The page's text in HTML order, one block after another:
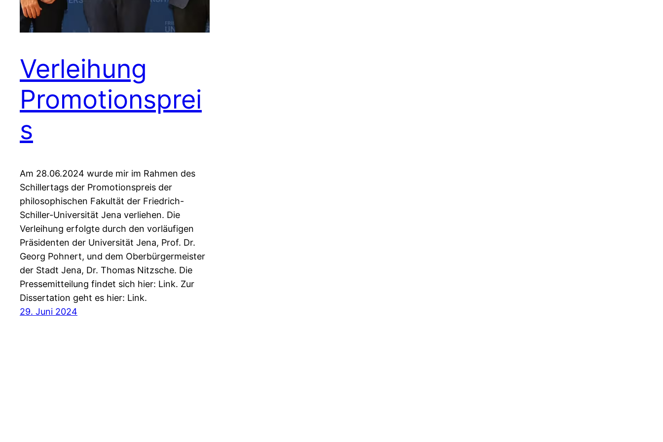
Verleihung
Promotionsprei
s
Am 28.06.2024 wurde mir im Rahmen des
Schillertags der Promotionspreis der
philosophischen Fakultät der Friedrich-
Schiller-Universität Jena verliehen. Die
Verleihung erfolgte durch den vorläufigen
Präsidenten der Universität Jena, Prof. Dr.
Georg Pohnert, und dem Oberbürgermeister
der Stadt Jena, Dr. Thomas Nitzsche. Die
Pressemitteilung findet sich hier: Link. Zur
Dissertation geht es hier: Link.
29. Juni 2024